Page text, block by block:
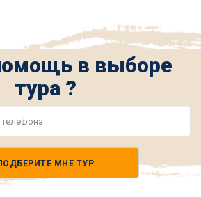
в выборе
тура ?
МНЕ ТУР